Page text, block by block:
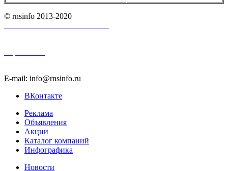
© rnsinfo 2013-2020
E-mail: info@rnsinfo.ru
ВКонтакте
Реклама
Объявления
Акции
Каталог компаний
Инфографика
Новости